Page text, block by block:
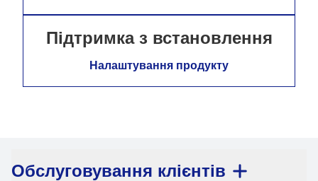
Підтримка з встановлення
Налаштування продукту
Обслуговування клієнтів